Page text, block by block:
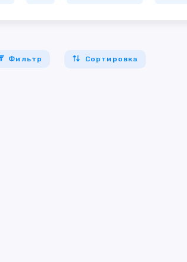
Фильтр Сортировка